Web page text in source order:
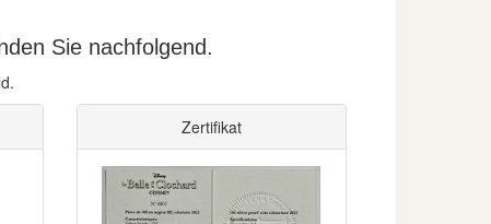
Sie nachfolgend.
Zertifikat